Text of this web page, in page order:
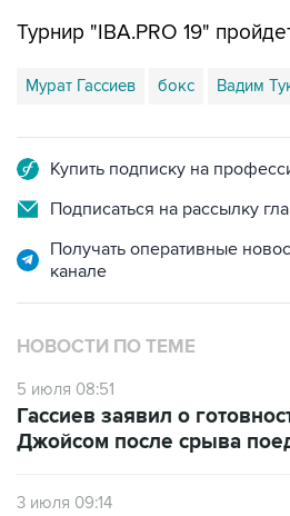
Турнир "IBA.PRO 19"
Мурат Гассиев бокс Вадим
Купить подписку на
Подписаться на рассылку
Получать оперативные
канале
НОВОСТИ ПО ТЕМЕ
5 июля 08:51
Гассиев заявил о
Джойсом после срыва
3 июля 09:14